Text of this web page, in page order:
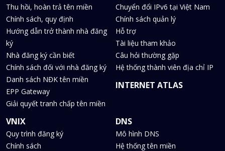
Thu hồi, hoàn trả tên miền
Chính sách, quy định
Hướng dẫn trở thành nhà đăng
ký
Nhà đăng ký cần biết
Chính sách đối với nhà đăng ký
Danh sách NĐK tên miền
EPP Gateway
Giải quyết tranh chấp tên miền
Chuyển đổi IPv6 tại Việt Nam
Chính sách quản lý
Hỗ trợ
Tài liệu tham khảo
Câu hỏi thường gặp
Hệ thống thành viên địa chỉ IP
INTERNET ATLAS
VNIX
Quy trình đăng ký
Chính sách
DNS
Mô hình DNS
Hệ thống tên miền